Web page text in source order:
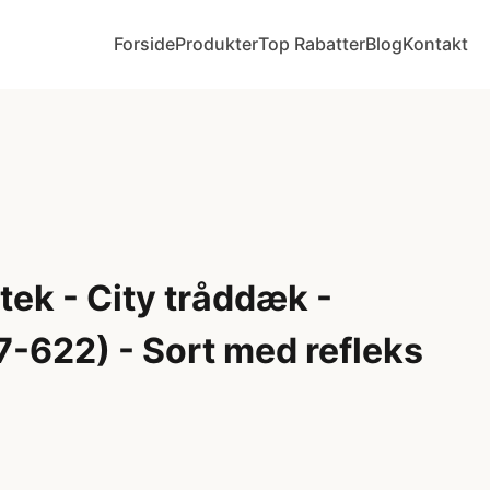
ForsideProdukterTop RabatterBlogKontakt
- City tråddæk -
622) - Sort med refleks